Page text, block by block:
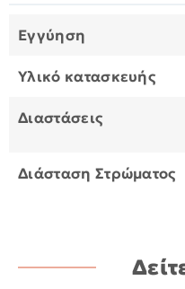
Εγγύηση
Υλικό κατασκευής
Διαστάσεις
Διάσταση Στρώματος